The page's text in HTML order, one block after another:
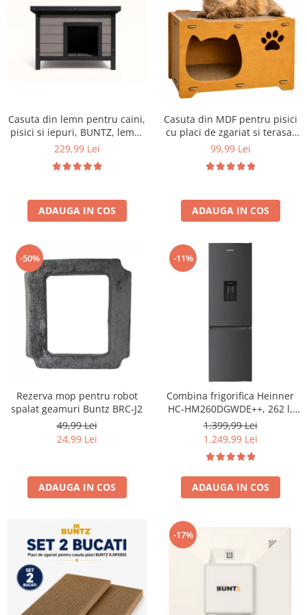
Aparate de vidat
Accesorii
Casuta din lemn pentru caini,
pisici si iepuri, BUNTZ, lemn,
acoperis rabatabil, bitumant,
transparenta la usa din PVC,
229,99 Lei
ADAUGA IN COS
Casuta din MDF pentru pisici
cu placi de zgariat si terasa,
Buntz, pentru interior,
99,99 Lei
ADAUGA IN COS
-50%
Rezerva mop pentru robot
spalat geamuri Buntz BRC-J2
49,99 Lei
24,99 Lei
ADAUGA IN COS
-11%
Combina frigorifica Heinner
HC-HM260DGWDE++, 262 l,
Clasa E, Dozator de apa,
Control electronic cu
termostat ajustabil, Lumina
cm, Gri antracit texturat
1.399,99 Lei
1.249,99 Lei
ADAUGA IN COS
-17%